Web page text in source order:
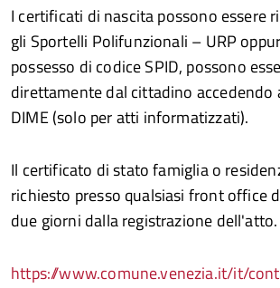
I certificati di nascita possono essere
gli Sportelli Polifunzionali – URP
possesso di codice SPID, possono
direttamente dal cittadino accedendo
DIME (solo per atti informatizzati).
Il certificato di stato famiglia o
richiesto presso qualsiasi front office
due giorni dalla registrazione dell'atto.
https://www.comune.venezia.it/it/